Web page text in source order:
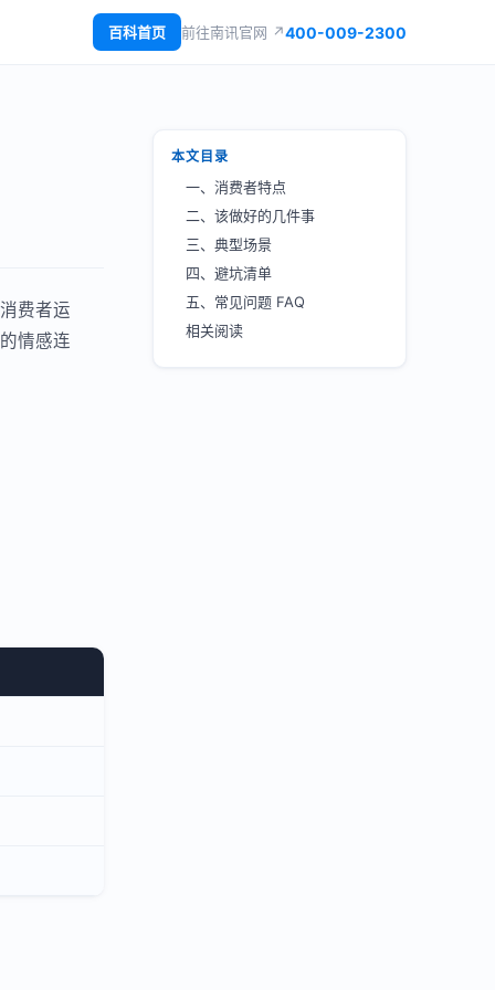
百科首页 前往南讯官网 ↗400-009-2300
费者运
情感连
本文目录
一、消费者特点
二、该做好的几件事
三、典型场景
四、避坑清单
五、常见问题 FAQ
相关阅读